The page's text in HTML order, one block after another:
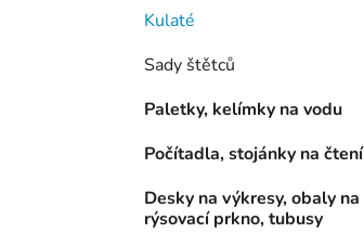
Kulaté
Sady štětců
Paletky, kelímky na vodu
Počítadla, stojánky na čtení
Desky na výkresy, obaly na
rýsovací prkno, tubusy